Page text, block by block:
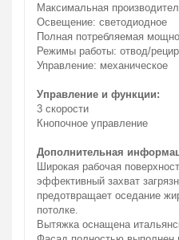
Максимальная
Освещение: светодиодное
Полная потребляемая
Режимы работы: отвод/
Управление: механическое
Управление и функции:
3 скорости
Кнопочное управление
Дополнительная
Широкая рабочая
эффективный захват
предотвращает оседание
потолке.
Вытяжка оснащена